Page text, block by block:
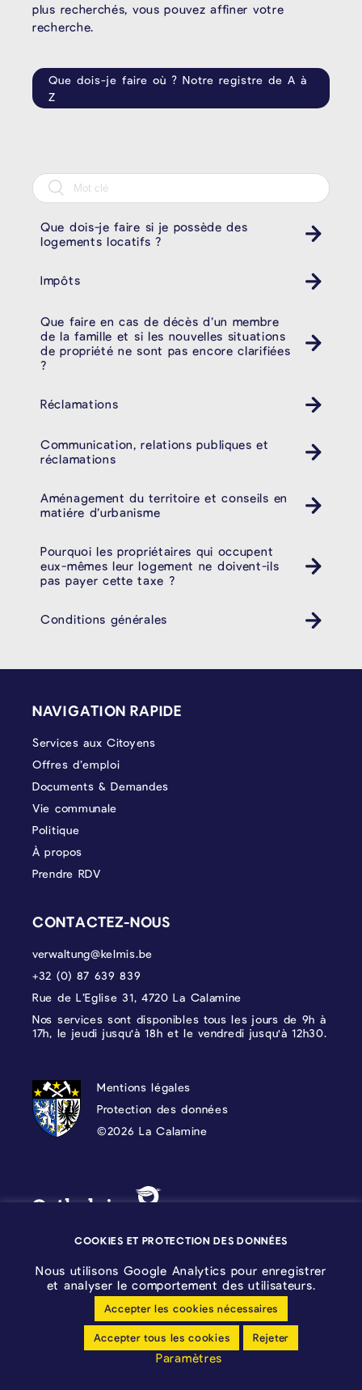
plus recherchés, vous pouvez affiner votre
recherche.
Que dois-je faire où ? Notre registre de A à
Z
Que dois-je faire si je possède des
logements locatifs ?
Impôts
Que faire en cas de décès d’un membre
de la famille et si les nouvelles situations
de propriété ne sont pas encore clarifiées
?
Réclamations
Communication, relations publiques et
réclamations
Aménagement du territoire et conseils en
matiére d’urbanisme
Pourquoi les propriétaires qui occupent
eux-mêmes leur logement ne doivent-ils
pas payer cette taxe ?
Conditions générales
NAVIGATION RAPIDE
Services aux Citoyens
Offres d’emploi
Documents & Demandes
Vie communale
Politique
À propos
Prendre RDV
CONTACTEZ-NOUS
verwaltung@kelmis.be
+32 (0) 87 639 839
Rue de L’Eglise 31, 4720 La Calamine
Nos services sont disponibles tous les jours de 9h à
17h, le jeudi jusqu'à 18h et le vendredi jusqu'à 12h30.
PROTECTION DES DONNÉES, MENTIONS
Mentions légales
Protection des données
©2026 La Calamine
Configuration des cookies
Déclaration sans barrières
COOKIES ET PROTECTION DES DONNÉES
Nous utilisons Google Analytics pour enregistrer
et analyser le comportement des utilisateurs.
Accepter les cookies nécessaires
Accepter tous les cookies Rejeter
Paramètres